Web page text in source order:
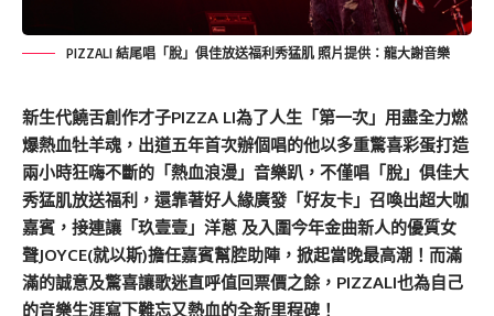
PIZZALI 結尾唱「脫」俱佳放送福利秀猛肌 照片提供：龍大謝音樂
新生代饒舌創作才子PIZZA LI為了人生「第一次」用盡全力燃
爆熱血牡羊魂，出道五年首次辦個唱的他以多重驚喜彩蛋打造
兩小時狂嗨不斷的「熱血浪漫」音樂趴，不僅唱「脫」俱佳大
秀猛肌放送福利，還靠著好人緣廣發「好友卡」召喚出超大咖
嘉賓，接連讓「玖壹壹」洋蔥 及入圍今年金曲新人的優質女
聲JOYCE(就以斯)擔任嘉賓幫腔助陣，掀起當晚最高潮！而滿
滿的誠意及驚喜讓歌迷直呼值回票價之餘，PIZZALI也為自己
的音樂生涯寫下難忘又熱血的全新里程碑！